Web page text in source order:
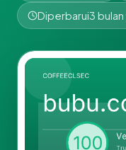
Diperbarui3 bulan